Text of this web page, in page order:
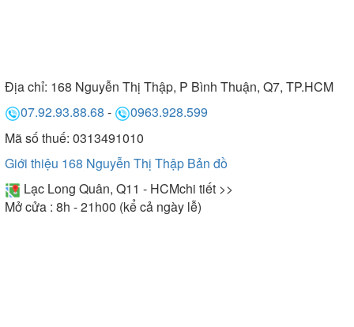
Địa chỉ: 168 Nguyễn Thị Thập, P Bình Thuận, Q7, TP.HCM
07.92.93.88.68 -
0963.928.599
Mã số thuế: 0313491010
Giới thiệu 168 Nguyễn Thị Thập Bản đồ
Lạc Long Quân, Q11 - HCMchi tiết >>
Mở cửa : 8h - 21h00 (kể cả ngày lễ)